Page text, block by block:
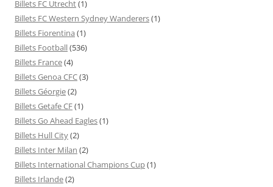
Billets FC Utrecht(1)
Billets FC Western Sydney Wanderers(1)
Billets Fiorentina (1)
Billets Football(536)
Billets France(4)
Billets Genoa CFC(3)
Billets Géorgie(2)
Billets Getafe CF(1)
Billets Go Ahead Eagles(1)
Billets Hull City(2)
Billets Inter Milan (2)
Billets International Champions Cup(1)
Billets Irlande(2)